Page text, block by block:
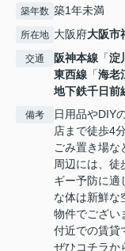
築年数 築1年未満
所在地 大阪府大阪市
交通 阪神本線 「淀
東西線 「海老
地下鉄千日前
備考
日用品やDIY
店まで徒歩4
ごみ置き場な
周辺には、徒
ギー予防に適
な体は新鮮な
物件でござい
付近での賃貸
ぜひコチラか